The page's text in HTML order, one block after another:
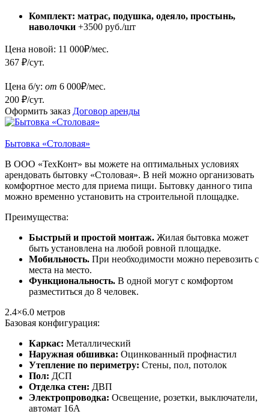
Комплект: матрас, подушка, одеяло, простынь,
наволочки +3500 руб./шт
Цена новой: 11 000₽/мес.
367 ₽/сут.
Цена б/у: от 6 000₽/мес.
200 ₽/сут.
Оформить заказ Договор аренды
Бытовка «Столовая»
В ООО «ТехКонт» вы можете на оптимальных условиях
арендовать бытовку «Столовая». В ней можно организовать
комфортное место для приема пищи. Бытовку данного типа
можно временно установить на строительной площадке.
Преимущества:
Быстрый и простой монтаж. Жилая бытовка может
быть установлена на любой ровной площадке.
Мобильность. При необходимости можно перевозить с
места на место.
Функциональность. В одной могут с комфортом
разместиться до 8 человек.
2.4×6.0 метров
Базовая конфигурация:
Каркас: Металлический
Наружная обшивка: Оцинкованный профнастил
Утепление по периметру: Стены, пол, потолок
Пол: ДСП
Отделка стен: ДВП
Электропроводка: Освещение, розетки, выключатели,
автомат 16А